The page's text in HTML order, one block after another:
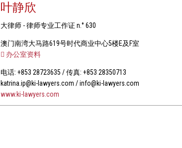
叶静欣
大律师 - 律师专业工作证 n.° 630
澳门南湾大马路619号时代商业中心5楼E及F室
办公室资料
电话: +853 28723635 / 传真: +853 28350713
katrina.ip@ki-lawyers.com / info@ki-lawyers.com
www.ki-lawyers.com